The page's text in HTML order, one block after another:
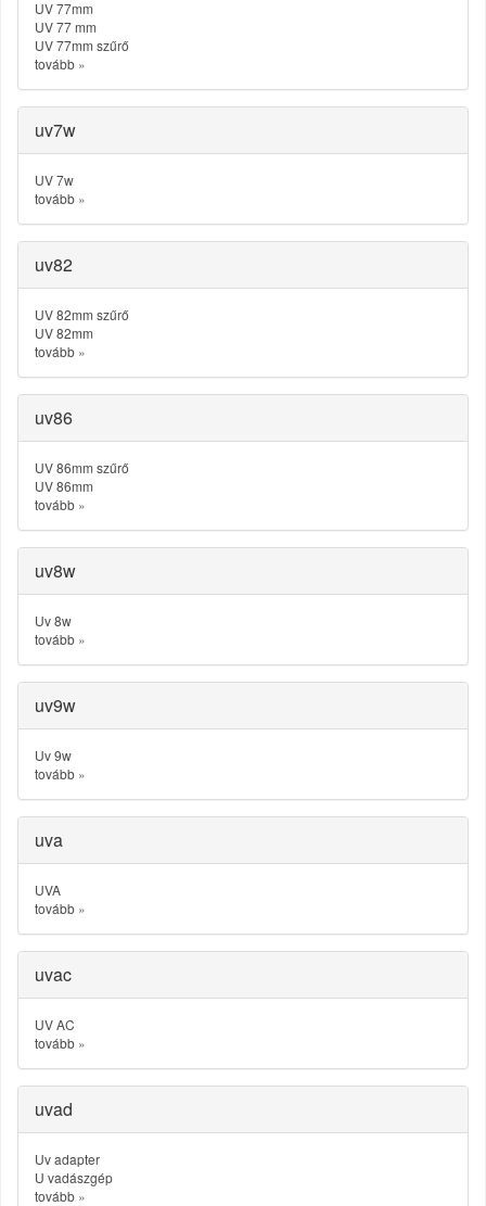
UV 77mm
UV 77 mm
UV 77mm szűrő
tovább »
uv7w
UV 7w
tovább »
uv82
UV 82mm szűrő
UV 82mm
tovább »
uv86
UV 86mm szűrő
UV 86mm
tovább »
uv8w
Uv 8w
tovább »
uv9w
Uv 9w
tovább »
uva
UVA
tovább »
uvac
UV AC
tovább »
uvad
Uv adapter
U vadászgép
tovább »